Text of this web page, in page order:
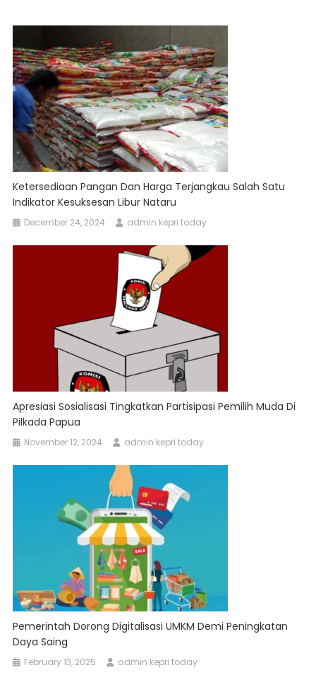
Ketersediaan Pangan Dan Harga Terjangkau Salah Satu
Indikator Kesuksesan Libur Nataru
December 24, 2024 admin kepri today
Apresiasi Sosialisasi Tingkatkan Partisipasi Pemilih Muda Di
Pilkada Papua
November 12, 2024 admin kepri today
Pemerintah Dorong Digitalisasi UMKM Demi Peningkatan
Daya Saing
February 13, 2025 admin kepri today